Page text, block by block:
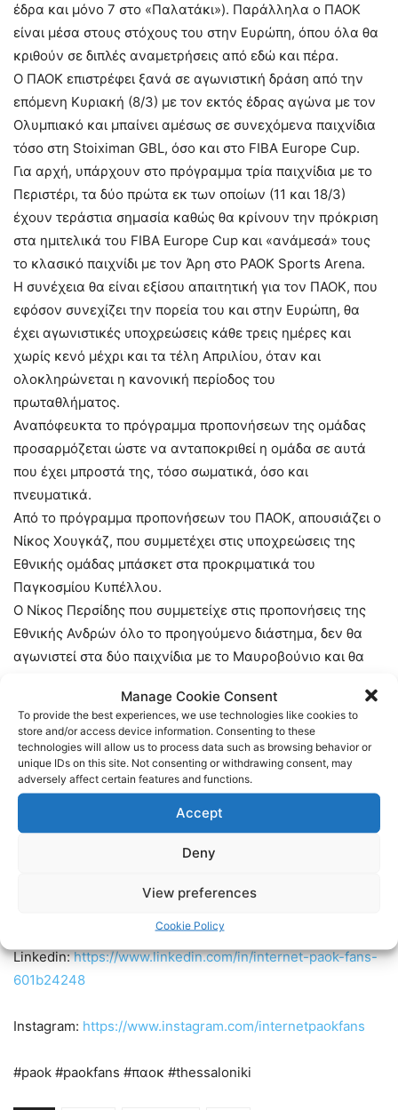
Manage Cookie Consent
To provide the best experiences, we use technologies like cookies to
store and/or access device information. Consenting to these
technologies will allow us to process data such as browsing behavior or
unique IDs on this site. Not consenting or withdrawing consent, may
adversely affect certain features and functions.
Accept
Deny
View preferences
Cookie Policy
έδρα και μόνο 7 στο «Παλατάκι»). Παράλληλα ο ΠΑΟΚ
είναι μέσα στους στόχους του στην Ευρώπη, όπου όλα θα
κριθούν σε διπλές αναμετρήσεις από εδώ και πέρα.
Ο ΠΑΟΚ επιστρέφει ξανά σε αγωνιστική δράση από την
επόμενη Κυριακή (8/3) με τον εκτός έδρας αγώνα με τον
Ολυμπιακό και μπαίνει αμέσως σε συνεχόμενα παιχνίδια
τόσο στη Stoiximan GBL, όσο και στο FIBA Europe Cup.
Για αρχή, υπάρχουν στο πρόγραμμα τρία παιχνίδια με το
Περιστέρι, τα δύο πρώτα εκ των οποίων (11 και 18/3)
έχουν τεράστια σημασία καθώς θα κρίνουν την πρόκριση
στα ημιτελικά του FIBA Europe Cup και «ανάμεσά» τους
το κλασικό παιχνίδι με τον Άρη στο PAOK Sports Arena.
Η συνέχεια θα είναι εξίσου απαιτητική για τον ΠΑΟΚ, που
εφόσον συνεχίζει την πορεία του και στην Ευρώπη, θα
έχει αγωνιστικές υποχρεώσεις κάθε τρεις ημέρες και
χωρίς κενό μέχρι και τα τέλη Απριλίου, όταν και
ολοκληρώνεται η κανονική περίοδος του
πρωταθλήματος.
Αναπόφευκτα το πρόγραμμα προπονήσεων της ομάδας
προσαρμόζεται ώστε να ανταποκριθεί η ομάδα σε αυτά
που έχει μπροστά της, τόσο σωματικά, όσο και
πνευματικά.
Από το πρόγραμμα προπονήσεων του ΠΑΟΚ, απουσιάζει ο
Νίκος Χουγκάζ, που συμμετέχει στις υποχρεώσεις της
Εθνικής ομάδας μπάσκετ στα προκριματικά του
Παγκοσμίου Κυπέλλου.
Ο Νίκος Περσίδης που συμμετείχε στις προπονήσεις της
Εθνικής Ανδρών όλο το προηγούμενο διάστημα, δεν θα
αγωνιστεί στα δύο παιχνίδια με το Μαυροβούνιο και θα
προσεχή Δευτέρα.
Εκτός προπονήσεων είναι και ο Κωνσταντίνος Ιατρίδης, ο
οποίος παρουσιάστηκε για να υπηρετήσει την στρατιωτική
του θητεία.
Ακολουθήστε τους Internet PAOK Fans στα social media:
https://www.facebook.com/InternetPAOKFans
Linkedin:https://www.linkedin.com/in/internet-paok-fans-
601b24248
Instagram: https://www.instagram.com/internetpaokfans
#paok #paokfans #παοκ #thessaloniki